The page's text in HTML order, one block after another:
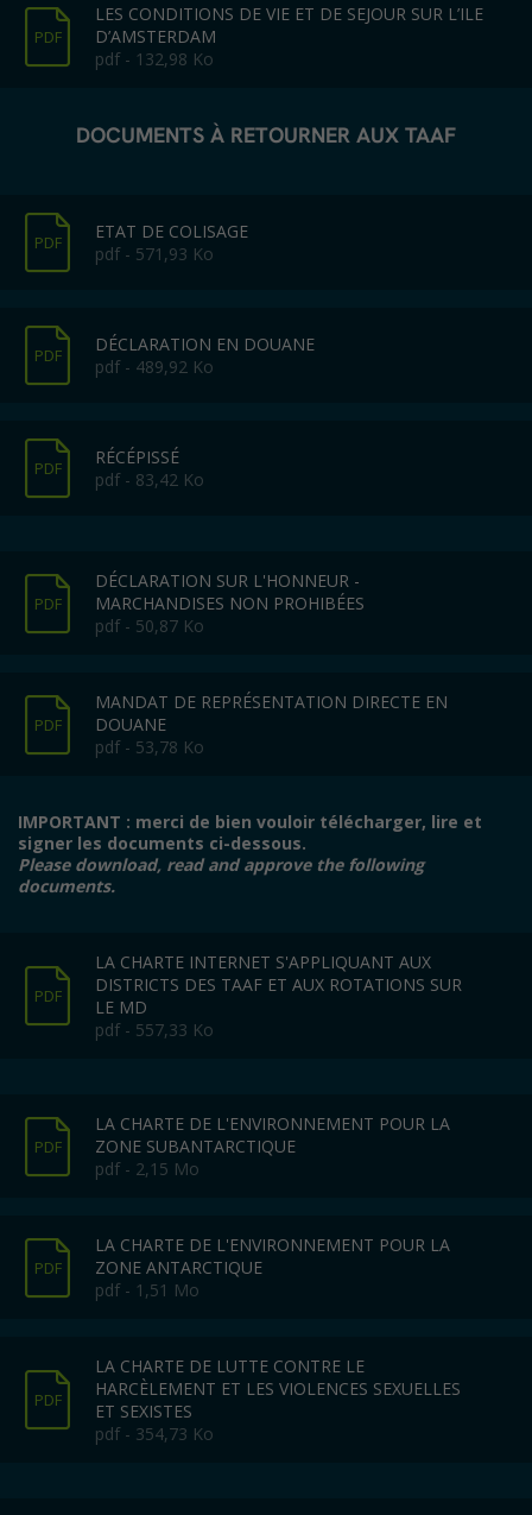
PDF
LES CONDITIONS DE VIE ET DE SEJOUR SUR L’ILE
D’AMSTERDAM
pdf - 132,98 Ko
DOCUMENTS À RETOURNER AUX TAAF
PDF
ETAT DE COLISAGE
pdf - 571,93 Ko
PDF
DÉCLARATION EN DOUANE
pdf - 489,92 Ko
PDF
RÉCÉPISSÉ
pdf - 83,42 Ko
PDF
DÉCLARATION SUR L'HONNEUR -
MARCHANDISES NON PROHIBÉES
pdf - 50,87 Ko
PDF
MANDAT DE REPRÉSENTATION DIRECTE EN
DOUANE
pdf - 53,78 Ko
IMPORTANT : merci de bien vouloir télécharger, lire et
signer les documents ci-dessous.
Please download, read and approve the following
documents.
PDF
LA CHARTE INTERNET S'APPLIQUANT AUX
DISTRICTS DES TAAF ET AUX ROTATIONS SUR
LE MD
pdf - 557,33 Ko
PDF
LA CHARTE DE L'ENVIRONNEMENT POUR LA
ZONE SUBANTARCTIQUE
pdf - 2,15 Mo
PDF
LA CHARTE DE L'ENVIRONNEMENT POUR LA
ZONE ANTARCTIQUE
pdf - 1,51 Mo
PDF
LA CHARTE DE LUTTE CONTRE LE
HARCÈLEMENT ET LES VIOLENCES SEXUELLES
ET SEXISTES
pdf - 354,73 Ko